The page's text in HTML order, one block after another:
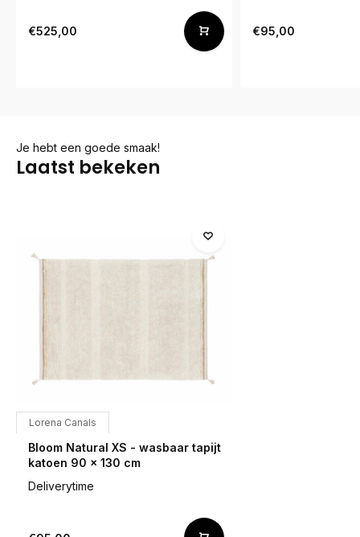
€525,00 €95,00
Je hebt een goede smaak!
Laatst bekeken
Lorena Canals
Bloom Natural XS - wasbaar tapijt
katoen 90 x 130 cm
Deliverytime